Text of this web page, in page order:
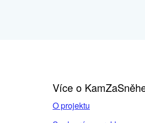
Více o
O projektu